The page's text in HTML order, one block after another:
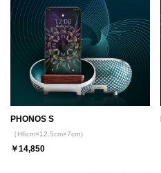
PHONOS S
（H6cm×12.5cm×7cm）
￥14,850